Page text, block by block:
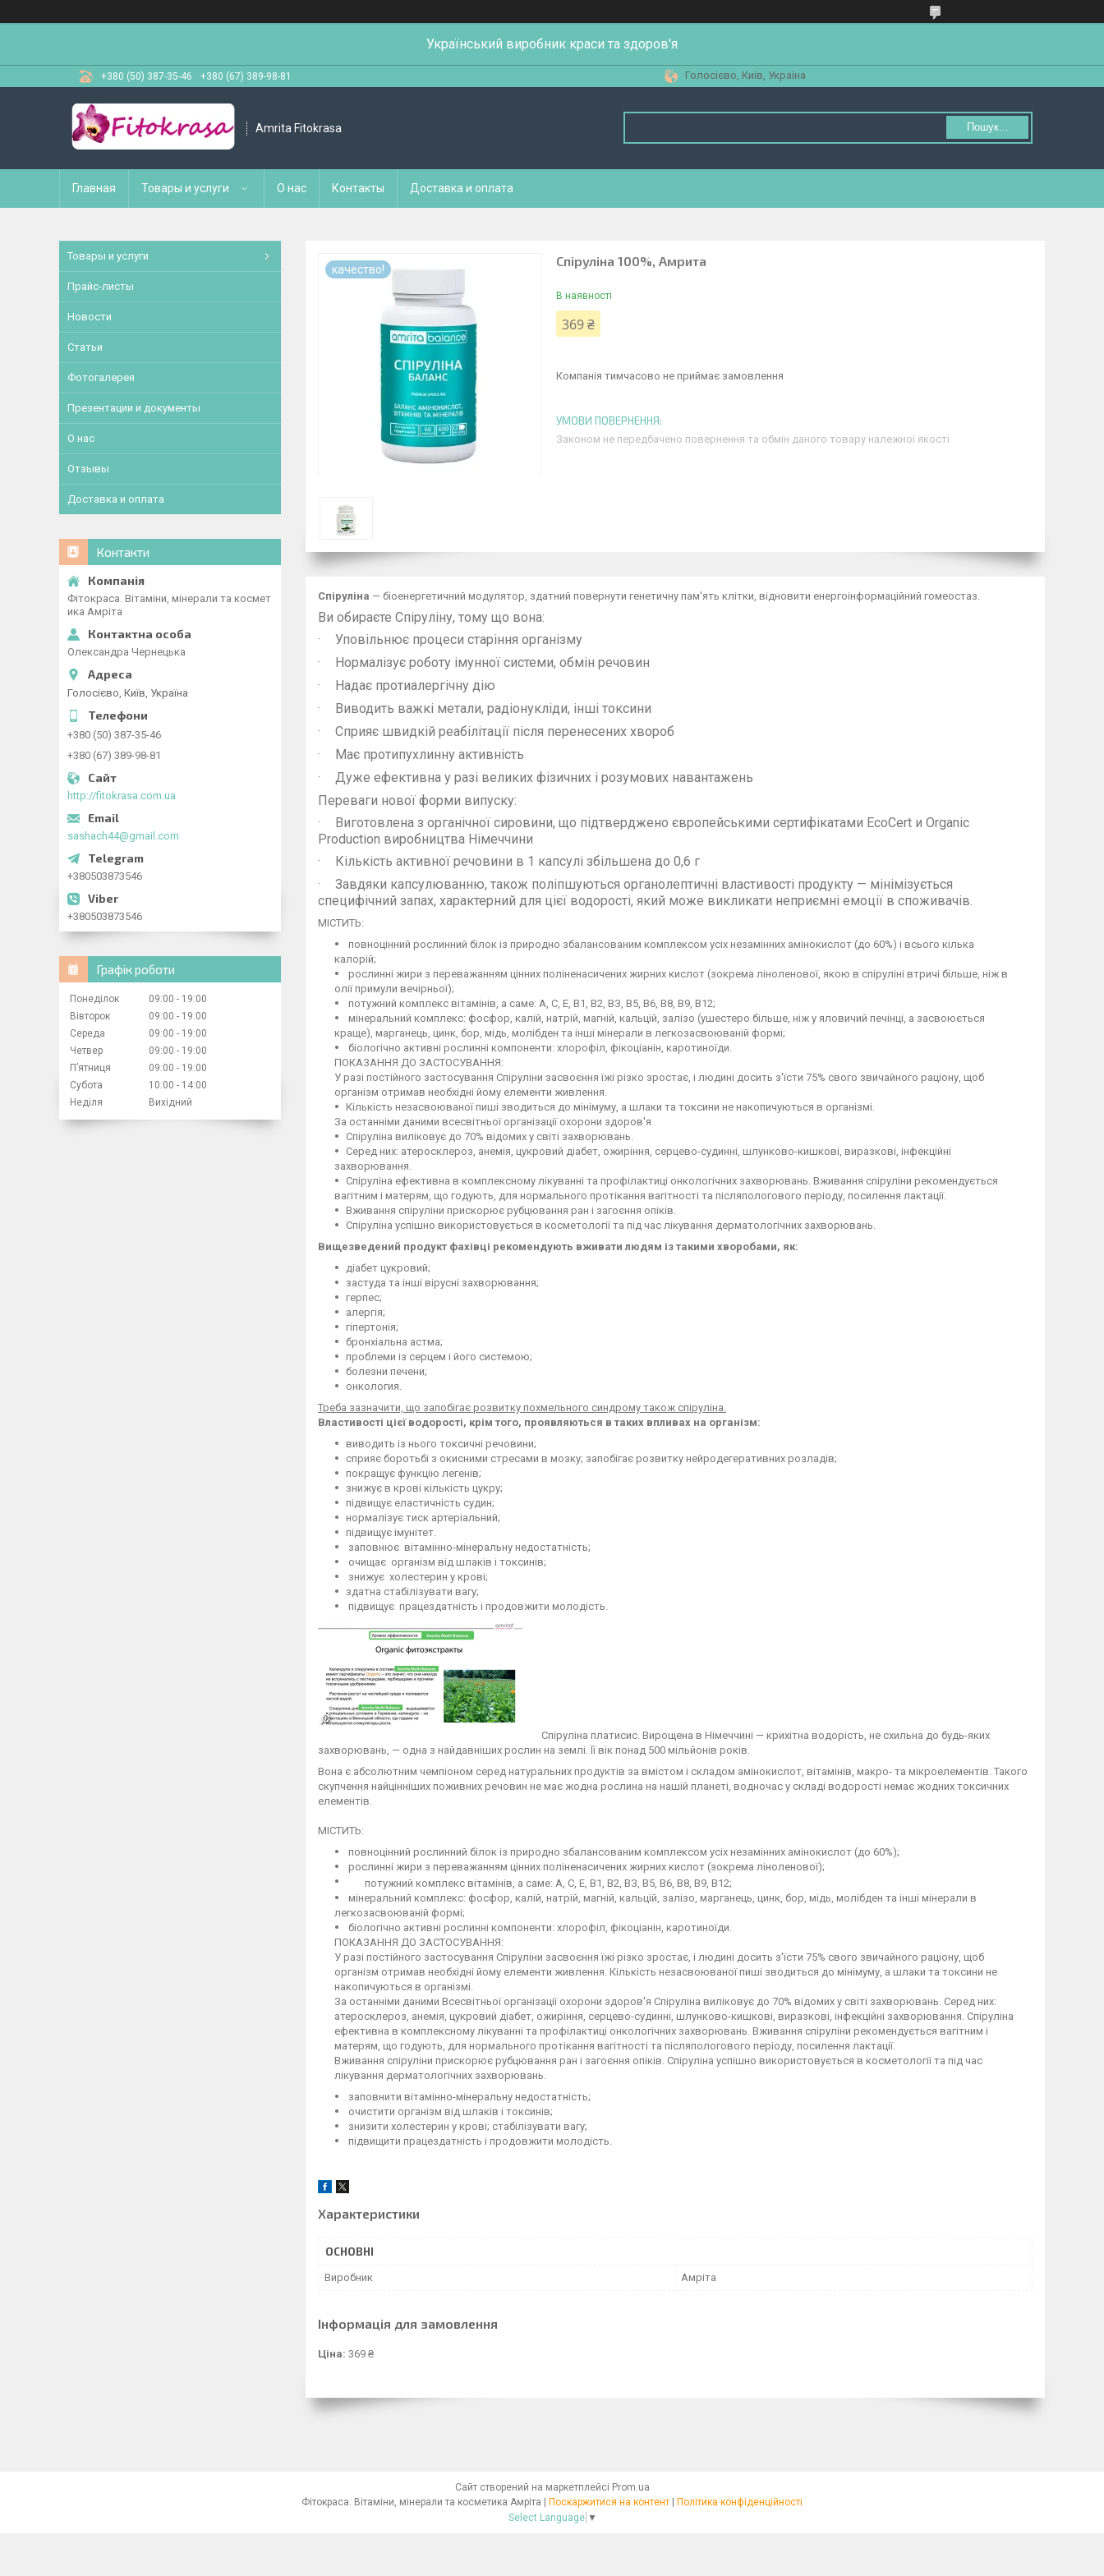
Український виробник краси та здоров'я
+380 (50) 387-35-46 +380 (67) 389-98-81 Голосієво, Київ, Україна
Amrita Fitokrasa Пошук...
Главная Товары и услуги О нас Контакты Доставка и оплата
качество!
Спіруліна 100%, Амрита
В наявності
369 ₴
Компанія тимчасово не приймає замовлення
Законом не передбачено повернення та обмін даного товару належної якості
Спіруліна — біоенергетичний модулятор, здатний повернути генетичну пам'ять клітки, відновити енергоінформаційний гомеостаз.
Ви обираєте Спіруліну, тому що вона:
·
Уповільнює процеси старіння організму
·
Нормалізує роботу імунної системи, обмін речовин
·
Надає протиалергічну дію
·
Виводить важкі метали, радіонукліди, інші токсини
·
Сприяє швидкій реабілітації після перенесених хвороб
·
Має протипухлинну активність
·
Дуже ефективна у разі великих фізичних і розумових навантажень
Переваги нової форми випуску:
·
Виготовлена з органічної сировини, що підтверджено європейськими сертифікатами EcoCert и Organic
Production виробництва Німеччини
·
Кількість активної речовини в 1 капсулі збільшена до 0,6 г
·
Завдяки капсулюванню, також поліпшуються органолептичні властивості продукту — мінімізується
специфічний запах, характерний для цієї водорості, який може викликати неприємні емоції в споживачів.
МІСТИТЬ:
повноцінний рослинний білок із природно збалансованим комплексом усіх незамінних амінокислот (до 60%) і всього кілька
калорій;
рослинні жири з переважанням цінних поліненасичених жирних кислот (зокрема ліноленової, якою в спіруліні втричі більше, ніж в
олії примули вечірньої);
потужний комплекс вітамінів, а саме: А, С, Е, В1, В2, ВЗ, В5, В6, В8, В9, В12;
мінеральний комплекс: фосфор, калій, натрій, магній, кальцій, залізо (ушестеро більше, ніж у яловичий печінці, а засвоюється
краще), марганець, цинк, бор, мідь, молібден та інші мінерали в легкозасвоюваній формі;
біологічно активні рослинні компоненти: хлорофіл, фікоціанін, каротиноїди.
ПОКАЗАННЯ ДО ЗАСТОСУВАННЯ:
У разі постійного застосування Спіруліни засвоєння їжі різко зростає, і людині досить з'їсти 75% свого звичайного раціону, щоб
організм отримав необхідні йому елементи живлення.
Кількість незасвоюваної пиші зводиться до мінімуму, а шлаки та токсини не накопичуються в організмі.
За останніми даними всесвітньої організації охорони здоров'я
Спіруліна виліковує до 70% відомих у світі захворювань.
Серед них: атеросклероз, анемія, цукровий діабет, ожиріння, серцево-судинні, шлунково-кишкові, виразкові, інфекційні
захворювання.
Спіруліна ефективна в комплексному лікуванні та профілактиці онкологічних захворювань. Вживання спіруліни рекомендується
вагітним і матерям, що годують, для нормального протікання вагітності та післяпологового періоду, посилення лактації.
Вживання спіруліни прискорює рубцювання ран і загоєння опіків.
Спіруліна успішно використовується в косметології та під час лікування дерматологічних захворювань.
Вищезведений продукт фахівці рекомендують вживати людям із такими хворобами, як:
діабет цукровий;
застуда та інші вірусні захворювання;
герпес;
алергія;
гіпертонія;
бронхіальна астма;
проблеми із серцем і його системою;
болезни печени;
онкология.
Треба зазначити, що запобігає розвитку похмельного синдрому також спіруліна.
Властивості цієї водорості, крім того, проявляються в таких впливах на організм:
виводить із нього токсичні речовини;
сприяє боротьбі з окисними стресами в мозку; запобігає розвитку нейродегеративних розладів;
покращує функцію легенів;
знижує в крові кількість цукру;
підвищує еластичність судин;
нормалізує тиск артеріальний;
підвищує імунітет.
заповнює вітамінно-мінеральну недостатність;
очищає організм від шлаків і токсинів;
знижує холестерин у крові;
здатна стабілізувати вагу;
підвищує працездатність і продовжити молодість.
Спіруліна платисис. Вирощена в Німеччині — крихітна водорість, не схильна до будь-яких
захворювань, — одна з найдавніших рослин на землі. Її вік понад 500 мільйонів років.
Вона є абсолютним чемпіоном серед натуральних продуктів за вмістом і складом амінокислот, вітамінів, макро- та мікроелементів. Такого
скупчення найцінніших поживних речовин не має жодна рослина на нашій планеті, водночас у складі водорості немає жодних токсичних
елементів.
МІСТИТЬ:
повноцінний рослинний білок із природно збалансованим комплексом усіх незамінних амінокислот (до 60%);
рослинні жири з переважанням цінних поліненасичених жирних кислот (зокрема ліноленової);
потужний комплекс вітамінів, а саме: А, С, Е, В1, В2, ВЗ, В5, В6, В8, В9, В12;
мінеральний комплекс: фосфор, калій, натрій, магній, кальцій, залізо, марганець, цинк, бор, мідь, молібден та інші мінерали в
легкозасвоюваній формі;
біологічно активні рослинні компоненти: хлорофіл, фікоціанін, каротиноїди.
ПОКАЗАННЯ ДО ЗАСТОСУВАННЯ:
У разі постійного застосування Спіруліни засвоєння їжі різко зростає, і людині досить з'їсти 75% свого звичайного раціону, щоб
організм отримав необхідні йому елементи живлення. Кількість незасвоюваної пиші зводиться до мінімуму, а шлаки та токсини не
накопичуються в організмі.
За останніми даними Всесвітньої організації охорони здоров'я Спіруліна виліковує до 70% відомих у світі захворювань. Серед них:
атеросклероз, анемія, цукровий діабет, ожиріння, серцево-судинні, шлунково-кишкові, виразкові, інфекційні захворювання. Спіруліна
ефективна в комплексному лікуванні та профілактиці онкологічних захворювань. Вживання спіруліни рекомендується вагітним і
матерям, що годують, для нормального протікання вагітності та післяпологового періоду, посилення лактації.
Вживання спіруліни прискорює рубцювання ран і загоєння опіків. Спіруліна успішно використовується в косметології та під час
лікування дерматологічних захворювань.
заповнити вітамінно-мінеральну недостатність;
очистити організм від шлаків і токсинів;
знизити холестерин у крові; стабілізувати вагу;
підвищити працездатність і продовжити молодість.
Характеристики
ОСНОВНІ
Виробник Амріта
Інформація для замовлення
Ціна: 369 ₴
Товары и услуги
Прайс-листы
Новости
Статьи
Фотогалерея
Презентации и документы
О нас
Отзывы
Доставка и оплата
Контакти
Фітокраса. Вітаміни, мінерали та космет
ика Амріта
Олександра Чернецька
Голосієво, Київ, Україна
+380 (50) 387-35-46
+380 (67) 389-98-81
http://fitokrasa.com.ua
sashach44@gmail.com
+380503873546
+380503873546
Графік роботи
Понеділок 09:00
19:00
Вівторок
09:00
19:00
Середа
09:00
19:00
Четвер
09:00
19:00
Пʼятниця
09:00
19:00
Субота
10:00
14:00
Неділя
Вихідний
Сайт створений на маркетплейсі Prom.ua
Поскаржитися на контент
Політика конфіденційності
Select Language ▼